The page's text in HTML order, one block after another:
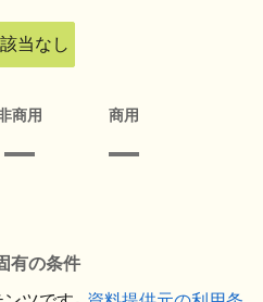
該当なし
商用 商用
有の条件